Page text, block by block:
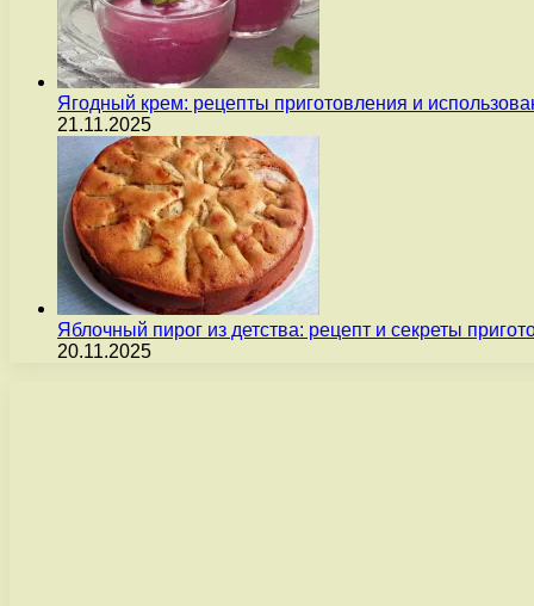
Ягодный крем: рецепты приготовления и
21.11.2025
Яблочный пирог из детства: рецепт и секреты
20.11.2025